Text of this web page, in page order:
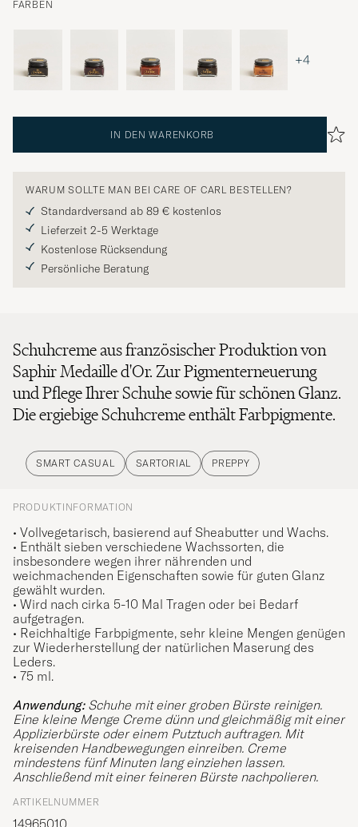
FARBEN
+4
IN DEN WARENKORB
WARUM SOLLTE MAN BEI CARE OF CARL BESTELLEN?
Standardversand ab 89 € kostenlos
Lieferzeit 2-5 Werktage
Kostenlose Rücksendung
Persönliche Beratung
Schuhcreme aus französischer Produktion von
Saphir Medaille d'Or. Zur Pigmenterneuerung
und Pflege Ihrer Schuhe sowie für schönen Glanz.
Die ergiebige Schuhcreme enthält Farbpigmente.
SMART CASUAL SARTORIAL PREPPY
PRODUKTINFORMATION
• Vollvegetarisch, basierend auf Sheabutter und Wachs.
• Enthält sieben verschiedene Wachssorten, die
insbesondere wegen ihrer nährenden und
weichmachenden Eigenschaften sowie für guten Glanz
gewählt wurden.
• Wird nach cirka 5-10 Mal Tragen oder bei Bedarf
aufgetragen.
• Reichhaltige Farbpigmente, sehr kleine Mengen genügen
zur Wiederherstellung der natürlichen Maserung des
Leders.
• 75 ml.
Anwendung:Schuhe mit einer groben Bürste reinigen.
Eine kleine Menge Creme dünn und gleichmäßig mit einer
Applizierbürste oder einem Putztuch auftragen. Mit
kreisenden Handbewegungen einreiben. Creme
mindestens fünf Minuten lang einziehen lassen.
Anschließend mit einer feineren Bürste nachpolieren.
ARTIKELNUMMER
14965010